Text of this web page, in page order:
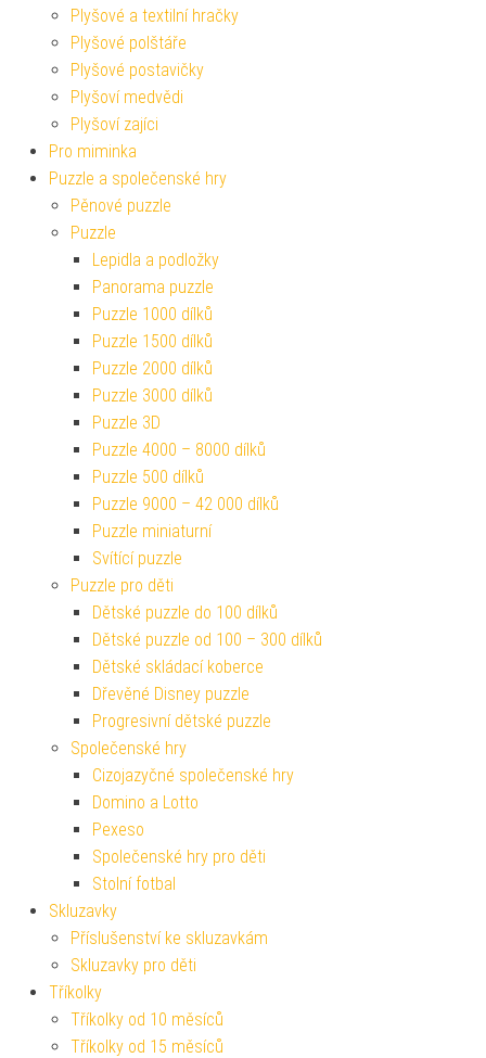
Plyšové a textilní hračky
Plyšové polštáře
Plyšové postavičky
Plyšoví medvědi
Plyšoví zajíci
Pro miminka
Puzzle a společenské hry
Pěnové puzzle
Puzzle
Lepidla a podložky
Panorama puzzle
Puzzle 1000 dílků
Puzzle 1500 dílků
Puzzle 2000 dílků
Puzzle 3000 dílků
Puzzle 3D
Puzzle 4000 – 8000 dílků
Puzzle 500 dílků
Puzzle 9000 – 42 000 dílků
Puzzle miniaturní
Svítící puzzle
Puzzle pro děti
Dětské puzzle do 100 dílků
Dětské puzzle od 100 – 300 dílků
Dětské skládací koberce
Dřevěné Disney puzzle
Progresivní dětské puzzle
Společenské hry
Cizojazyčné společenské hry
Domino a Lotto
Pexeso
Společenské hry pro děti
Stolní fotbal
Skluzavky
Příslušenství ke skluzavkám
Skluzavky pro děti
Tříkolky
Tříkolky od 10 měsíců
Tříkolky od 15 měsíců